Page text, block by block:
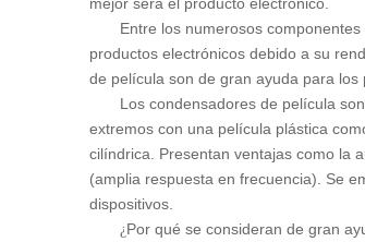
Entre los numerosos
productos electrónicos debido a su
de película son de gran ayuda para los
Los condensadores de película
extremos con una película plástica
cilíndrica. Presentan ventajas como la
(amplia respuesta en frecuencia). Se
dispositivos.
¿ Por qué se consideran de gran